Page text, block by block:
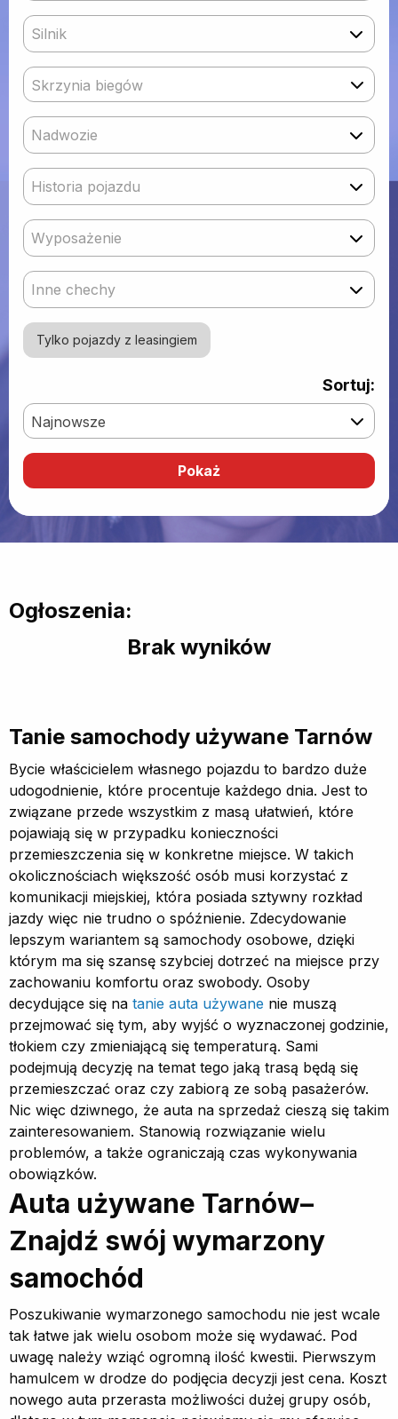
Silnik
Skrzynia biegów
Nadwozie
Historia pojazdu
Wyposażenie
Inne chechy
Tylko pojazdy z leasingiem
Sortuj:
Najnowsze
Ogłoszenia:
Brak wyników
Tanie samochody używane Tarnów
Bycie właścicielem własnego pojazdu to bardzo duże
udogodnienie, które procentuje każdego dnia. Jest to
związane przede wszystkim z masą ułatwień, które
pojawiają się w przypadku konieczności
przemieszczenia się w konkretne miejsce. W takich
okolicznościach większość osób musi korzystać z
komunikacji miejskiej, która posiada sztywny rozkład
jazdy więc nie trudno o spóźnienie. Zdecydowanie
lepszym wariantem są samochody osobowe, dzięki
którym ma się szansę szybciej dotrzeć na miejsce przy
zachowaniu komfortu oraz swobody. Osoby
decydujące się na tanie auta używane nie muszą
przejmować się tym, aby wyjść o wyznaczonej godzinie,
tłokiem czy zmieniającą się temperaturą. Sami
podejmują decyzję na temat tego jaką trasą będą się
przemieszczać oraz czy zabiorą ze sobą pasażerów.
Nic więc dziwnego, że auta na sprzedaż cieszą się takim
zainteresowaniem. Stanowią rozwiązanie wielu
problemów, a także ograniczają czas wykonywania
obowiązków.
Auta używane Tarnów–
Znajdź swój wymarzony
samochód
Poszukiwanie wymarzonego samochodu nie jest wcale
tak łatwe jak wielu osobom może się wydawać. Pod
uwagę należy wziąć ogromną ilość kwestii. Pierwszym
hamulcem w drodze do podjęcia decyzji jest cena. Koszt
nowego auta przerasta możliwości dużej grupy osób,